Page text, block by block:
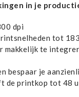
in je
dpi
tot
makkelijk te
bespaar je
de printkop tot 48